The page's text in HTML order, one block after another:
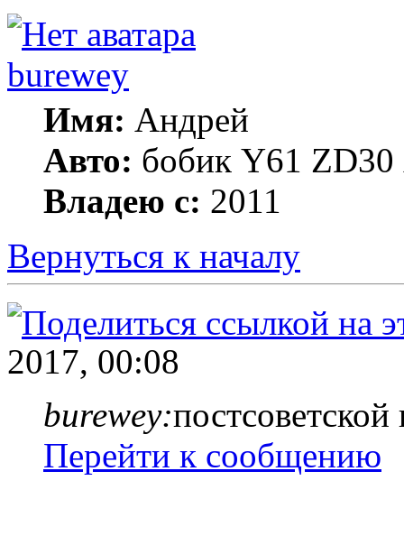
burewey
Имя: Андрей
Авто: бобик Y61
Владею с: 2011
Вернуться к началу
2017, 00:08
burewey:
Перейти к сообщению